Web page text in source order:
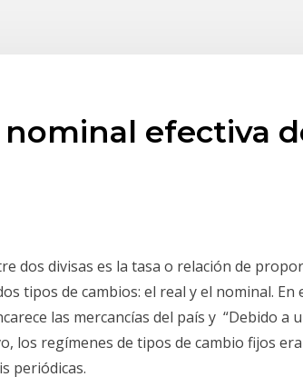
efectiva
dos divisas es la tasa o relación de
tipos de cambios: el real y el nominal. En
las mercancías del país y “Debido a
los regímenes de tipos de cambio fijos
periódicas.